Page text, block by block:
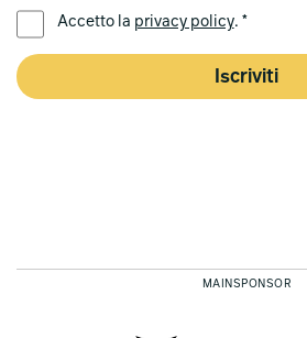
Accetto la privacy policy. *
Iscriviti
MAINSPONSOR